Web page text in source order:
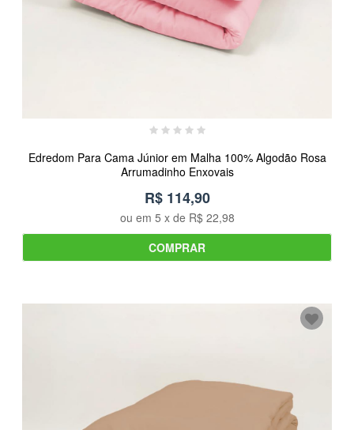
Edredom Para Cama Júnior em Malha 100% Algodão Rosa
Arrumadinho Enxovais
R$ 114,90
ou em 5 x de R$ 22,98
COMPRAR